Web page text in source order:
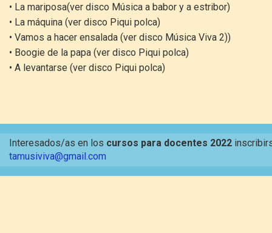
• La mariposa(ver disco Música a babor y a estribor)
• La máquina (ver disco Piqui polca)
• Vamos a hacer ensalada (ver disco Música Viva 2))
• Boogie de la papa (ver disco Piqui polca)
• A levantarse (ver disco Piqui polca)
Interesados/as en los cursos para docentes 2022
tamusiviva@gmail.com